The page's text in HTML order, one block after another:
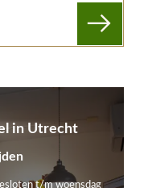
in Utrecht
t/m woensdag